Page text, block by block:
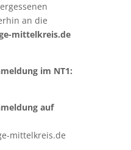
an die
mittelkreis.de
im NT1:
auf
mittelkreis.de